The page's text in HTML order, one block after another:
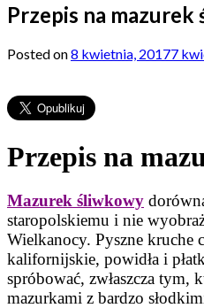
Przepis na
Posted on8 kwietnia, 20177
Przepis na
Mazurek śliwkowy
staropolskiemu i nie
Wielkanocy. Pyszne kruche
kalifornijskie, powidła i
spróbować, zwłaszcza tym,
mazurkami z bardzo